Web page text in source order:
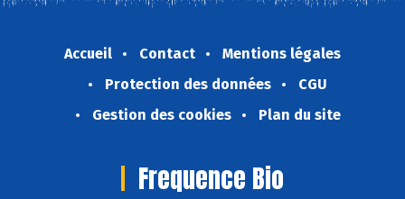
Accueil Contact
Mentions légales
Protection des données
CGU
Gestion des cookies
Plan du site
Frequence Bio